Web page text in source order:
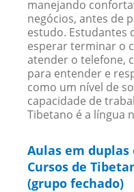
manejando
negócios, antes de
estudo. Estudantes
esperar terminar o
atender o telefone,
para entender e
como um nível de
capacidade de
Tibetano é a língua
Aulas em duplas
Cursos de
(grupo fechado)